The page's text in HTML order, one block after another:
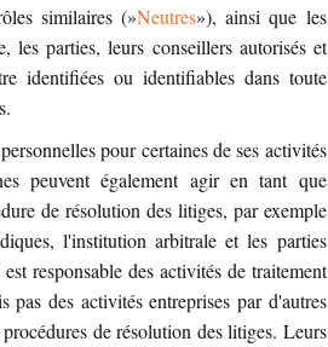
similaires (»Neutres»), ainsi que les
les parties, leurs conseillers autorisés et
identifiées ou identifiables dans toute
pour certaines de ses activités
peuvent également agir en tant que
de résolution des litiges, par exemple
l'institution arbitrale et les parties
responsable des activités de traitement
des activités entreprises par d'autres
de résolution des litiges. Leurs